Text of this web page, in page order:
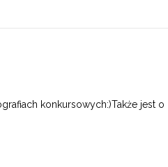
konkursowych:)Także jest o